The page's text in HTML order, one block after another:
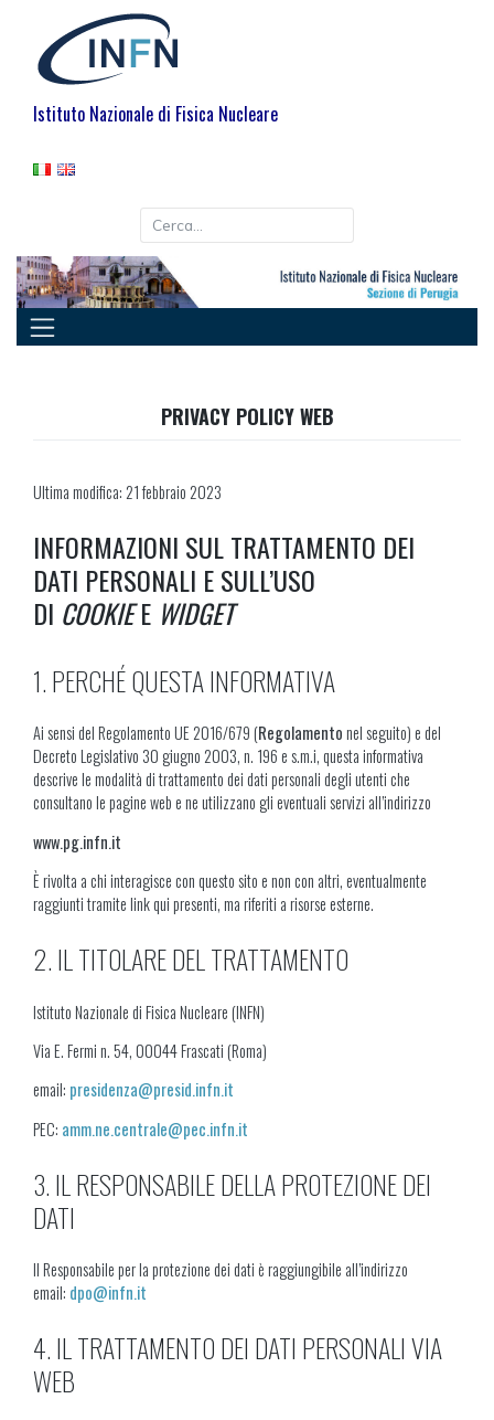
content
Istituto Nazionale di Fisica Nucleare
PRIVACY POLICY WEB
Ultima modifica: 21 febbraio 2023
INFORMAZIONI SUL TRATTAMENTO DEI
DATI PERSONALI E SULL’USO
DI COOKIEE WIDGET
1. PERCHÉ QUESTA INFORMATIVA
Ai sensi del Regolamento UE 2016/679 (Regolamentonel seguito) e del
Decreto Legislativo 30 giugno 2003, n. 196 e s.m.i, questa informativa
descrive le modalità di trattamento dei dati personali degli utenti che
consultano le pagine web e ne utilizzano gli eventuali servizi all’indirizzo
www.pg.infn.it
È rivolta a chi interagisce con questo sito e non con altri, eventualmente
raggiunti tramite link qui presenti, ma riferiti a risorse esterne.
2. IL TITOLARE DEL TRATTAMENTO
Istituto Nazionale di Fisica Nucleare (INFN)
Via E. Fermi n. 54, 00044 Frascati (Roma)
email: presidenza@presid.infn.it
PEC: amm.ne.centrale@pec.infn.it
3. IL RESPONSABILE DELLA PROTEZIONE DEI
DATI
Il Responsabile per la protezione dei dati è raggiungibile all’indirizzo
email: dpo@infn.it
4. IL TRATTAMENTO DEI DATI PERSONALI VIA
WEB